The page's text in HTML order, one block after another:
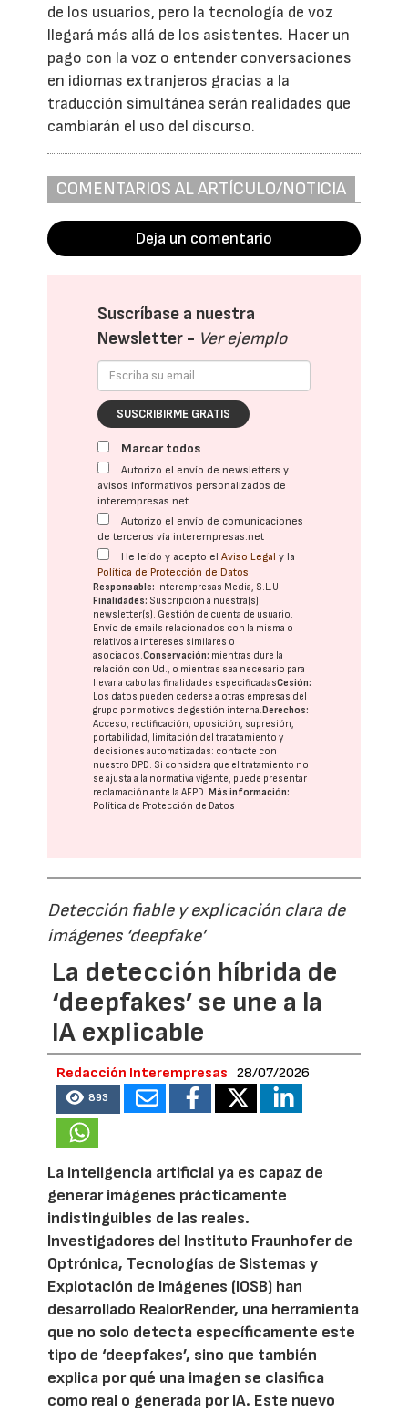
de los usuarios, pero la tecnología de voz
llegará más allá de los asistentes. Hacer un
pago con la voz o entender conversaciones
en idiomas extranjeros gracias a la
traducción simultánea serán realidades que
cambiarán el uso del discurso.
COMENTARIOS AL ARTÍCULO/NOTICIA
Deja un comentario
Suscríbase a nuestra
Newsletter - Ver ejemplo
SUSCRIBIRME GRATIS
Marcar todos
Autorizo el envío de newsletters y
avisos informativos personalizados de
interempresas.net
Autorizo el envío de comunicaciones
de terceros vía interempresas.net
He leído y acepto elAviso Legal y la
Política de Protección de Datos
Responsable: Interempresas Media, S.L.U.
Finalidades: Suscripción a nuestra(s)
newsletter(s). Gestión de cuenta de usuario.
Envío de emails relacionados con la misma o
relativos a intereses similares o
asociados.Conservación: mientras dure la
relación con Ud., o mientras sea necesario para
llevar a cabo las finalidades especificadasCesión:
Los datos pueden cederse a otras empresas del
grupo por motivos de gestión interna.Derechos:
Acceso, rectificación, oposición, supresión,
portabilidad, limitación del tratatamiento y
decisiones automatizadas: contacte con
nuestro DPD. Si considera que el tratamiento no
se ajusta a la normativa vigente, puede presentar
reclamación ante laAEPD.Más información:
Política de Protección de Datos
Detección fiable y explicación clara de
imágenes ‘deepfake’
La detección híbrida de
‘deepfakes’ se une a la
IA explicable
Redacción Interempresas 28/07/2026
893
La inteligencia artificial ya es capaz de
generar imágenes prácticamente
indistinguibles de las reales.
Investigadores del Instituto Fraunhofer de
Optrónica, Tecnologías de Sistemas y
Explotación de Imágenes (IOSB) han
desarrollado RealorRender, una herramienta
que no solo detecta específicamente este
tipo de ‘deepfakes’, sino que también
explica por qué una imagen se clasifica
como real o generada por IA. Este nuevo